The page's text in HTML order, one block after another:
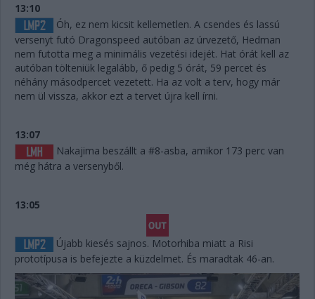
13:10
Óh, ez nem kicsit kellemetlen. A csendes és lassú
versenyt futó Dragonspeed autóban az úrvezető, Hedman
nem futotta meg a minimális vezetési idejét. Hat órát kell az
autóban tölteniük legalább, ő pedig 5 órát, 59 percet és
néhány másodpercet vezetett. Ha az volt a terv, hogy már
nem ül vissza, akkor ezt a tervet újra kell írni.
13:07
Nakajima beszállt a #8-asba, amikor 173 perc van
még hátra a versenyből.
13:05
Újabb kiesés sajnos. Motorhiba miatt a Risi
prototípusa is befejezte a küzdelmet. És maradtak 46-an.